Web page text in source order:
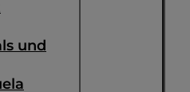
und